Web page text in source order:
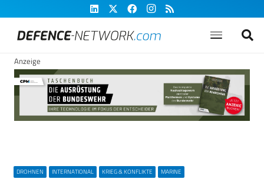
Anzeige
DROHNEN INTERNATIONAL KRIEG & KONFLIKTE
MARINE